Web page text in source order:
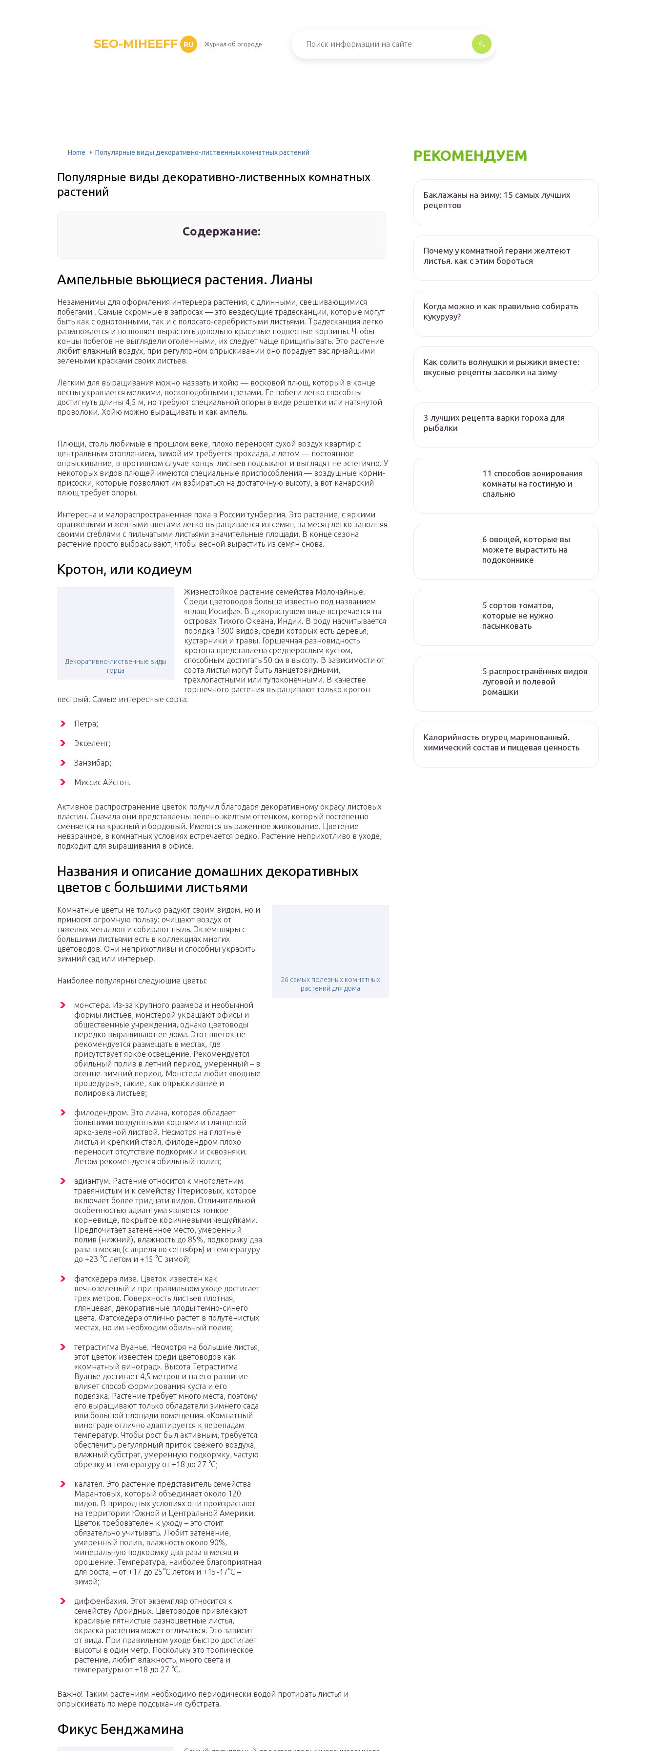
SEO-MIHEEFF RU Журнал об огороде
Home Популярные виды декоративно-лиственных комнатных растений
Популярные виды декоративно-лиственных комнатных
растений
Содержание:
Ампельные вьющиеся растения. Лианы
Незаменимы для оформления интерьера растения, с длинными, свешивающимися
побегами . Самые скромные в запросах — это вездесущие традесканции, которые могут
быть как с однотонными, так и с полосато-серебристыми листьями. Традесканция легко
размножается и позволяет вырастить довольно красивые подвесные корзины. Чтобы
концы побегов не выглядели оголенными, их следует чаще прищипывать. Это растение
любит влажный воздух, при регулярном опрыскивании оно порадует вас ярчайшими
зелеными красками своих листьев.
Легким для выращивания можно назвать и хойю — восковой плющ, который в конце
весны украшается мелкими, воскоподобными цветами. Ее побеги легко способны
достигнуть длины 4,5 м, но требуют специальной опоры в виде решетки или натянутой
проволоки. Хойю можно выращивать и как ампель.
Плющи, столь любимые в прошлом веке, плохо переносят сухой воздух квартир с
центральным отоплением, зимой им требуется прохлада, а летом — постоянное
опрыскивание, в противном случае концы листьев подсыхают и выглядят не эстетично. У
некоторых видов плющей имеются специальные приспособления — воздушные корни-
присоски, которые позволяют им взбираться на достаточную высоту, а вот канарский
плющ требует опоры.
Интересна и малораспространенная пока в России тунбергия. Это растение, с яркими
оранжевыми и желтыми цветами легко выращивается из семян, за месяц легко заполняя
своими стеблями с пильчатыми листьями значительные площади. В конце сезона
растение просто выбрасывают, чтобы весной вырастить из семян снова.
Кротон, или кодиеум
Декоративно-лиственные виды
горца
Жизнестойкое растение семейства Молочайные.
Среди цветоводов больше известно под названием
«плащ Иосифа». В дикорастущем виде встречается на
островах Тихого Океана, Индии. В роду насчитывается
порядка 1300 видов, среди которых есть деревья,
кустарники и травы. Горшечная разновидность
кротона представлена среднерослым кустом,
способным достигать 50 см в высоту. В зависимости от
сорта листья могут быть ланцетовидными,
трехлопастными или тупоконечными. В качестве
горшечного растения выращивают только кротон
пестрый. Самые интересные сорта:
Петра;
Экселент;
Занзибар;
Миссис Айстон.
Активное распространение цветок получил благодаря декоративному окрасу листовых
пластин. Сначала они представлены зелено-желтым оттенком, который постепенно
сменяется на красный и бордовый. Имеются выраженное жилкование. Цветение
невзрачное, в комнатных условиях встречается редко. Растение неприхотливо в уходе,
подходит для выращивания в офисе.
Названия и описание домашних декоративных
цветов с большими листьями
26 самых полезных комнатных
растений для дома
Комнатные цветы не только радуют своим видом, но и
приносят огромную пользу: очищают воздух от
тяжелых металлов и собирают пыль. Экземпляры с
большими листьями есть в коллекциях многих
цветоводов. Они неприхотливы и способны украсить
зимний сад или интерьер.
Наиболее популярны следующие цветы:
монстера. Из-за крупного размера и необычной
формы листьев, монстерой украшают офисы и
общественные учреждения, однако цветоводы
нередко выращивают ее дома. Этот цветок не
рекомендуется размещать в местах, где
присутствует яркое освещение. Рекомендуется
обильный полив в летний период, умеренный – в
осенне-зимний период. Монстера любит «водные
процедуры», такие, как опрыскивание и
полировка листьев;
филодендром. Это лиана, которая обладает
большими воздушными корнями и глянцевой
ярко-зеленой листвой. Несмотря на плотные
листья и крепкий ствол, филодендром плохо
переносит отсутствие подкормки и сквозняки.
Летом рекомендуется обильный полив;
адиантум. Растение относится к многолетним
травянистым и к семейству Птерисовых, которое
включает более тридцати видов. Отличительной
особенностью адиантума является тонкое
корневище, покрытое коричневыми чешуйками.
Предпочитает затененное место, умеренный
полив (нижний), влажность до 85%, подкормку два
раза в месяц (с апреля по сентябрь) и температуру
до +23 °C летом и +15 °C зимой;
фатсхедера лизе. Цветок известен как
вечнозеленый и при правильном уходе достигает
трех метров. Поверхность листьев плотная,
глянцевая, декоративные плоды темно-синего
цвета. Фатсхедера отлично растет в полутенистых
местах, но им необходим обильный полив;
тетрастигма Вуанье. Несмотря на большие листья,
этот цветок известен среди цветоводов как
«комнатный виноград». Высота Тетрастигма
Вуанье достигает 4,5 метров и на его развитие
влияет способ формирования куста и его
подвязка. Растение требует много места, поэтому
его выращивают только обладатели зимнего сада
или большой площади помещения. «Комнатный
виноград» отлично адаптируется к перепадам
температур. Чтобы рост был активным, требуется
обеспечить регулярный приток свежего воздуха,
влажный субстрат, умеренную подкормку, частую
обрезку и температуру от +18 до 27 °C;
калатея. Это растение представитель семейства
Марантовых, который объединяет около 120
видов. В природных условиях они произрастают
на территории Южной и Центральной Америки.
Цветок требователен к уходу – это стоит
обязательно учитывать. Любит затенение,
умеренный полив, влажность около 90%,
минеральную подкормку два раза в месяц и
орошение. Температура, наиболее благоприятная
для роста, – от +17 до 25°C летом и +15-17°C –
зимой;
диффенбахия. Этот экземпляр относится к
семейству Ароидных. Цветоводов привлекают
красивые пятнистые разноцветные листья,
окраска растения может отличаться. Это зависит
от вида. При правильном уходе быстро достигает
высоты в один метр. Поскольку это тропическое
растение, любит влажность, много света и
температуры от +18 до 27 °C.
Важно! Таким растениям необходимо периодически водой протирать листья и
опрыскивать по мере подсыхания субстрата.
Фикус Бенджамина
РЕКОМЕНДУЕМ
Баклажаны на зиму: 15 самых лучших
рецептов
Почему у комнатной герани желтеют
листья. как с этим бороться
Когда можно и как правильно собирать
кукурузу?
Как солить волнушки и рыжики вместе:
вкусные рецепты засолки на зиму
3 лучших рецепта варки гороха для
рыбалки
11 способов зонирования
комнаты на гостиную и
спальню
6 овощей, которые вы
можете вырастить на
подоконнике
5 сортов томатов,
которые не нужно
пасынковать
5 распространённых видов
луговой и полевой
ромашки
Калорийность огурец маринованный.
химический состав и пищевая ценность